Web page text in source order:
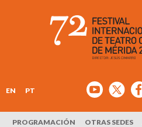
EN PT
PROGRAMACIÓN OTRAS SEDES